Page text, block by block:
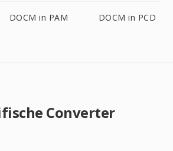
DOCM in PAM DOCM in PCD
Converter